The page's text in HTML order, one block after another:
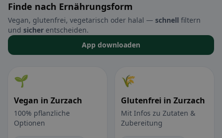
Finde nach Ernährungsform
Vegan, glutenfrei, vegetarisch oder halal — schnell filtern
und sicher entscheiden.
App downloaden
🌱
Vegan in Zurzach
100% pflanzliche
Optionen
🌾
Glutenfrei in Zurzach
Mit Infos zu Zutaten &
Zubereitung